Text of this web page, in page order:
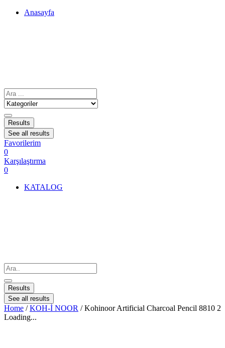
Anasayfa
Results
See all results
Favorilerim
0
Karşılaştırma
0
KATALOG
Results
See all results
Home /KOH-İ NOOR / Kohinoor Artificial Charcoal Pencil 8810 2
Loading...